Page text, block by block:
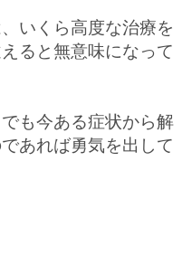
いくら高度な治療を
ると無意味になって
も今ある症状から解
あれば勇気を出して